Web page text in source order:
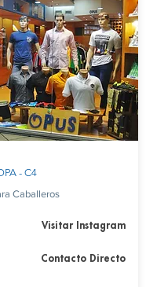
- C4
Caballeros
Visitar Instagram
Contacto Directo